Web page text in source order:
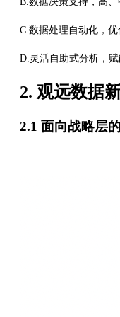
C.数据处理自动化，优
D.灵活自助式分析，赋
2. 观远数据
2.1 面向战略层